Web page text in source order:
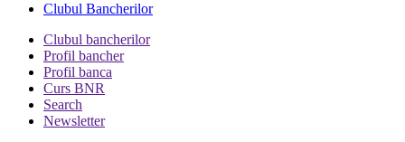
Clubul Bancherilor
Clubul bancherilor
Profil bancher
Profil banca
Curs BNR
Search
Newsletter